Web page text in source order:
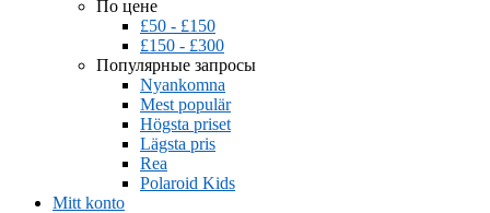
По цене
£50 - £150
£150 - £300
Популярные запросы
Nyankomna
Mest populär
Högsta priset
Lägsta pris
Rea
Polaroid Kids
Mitt konto